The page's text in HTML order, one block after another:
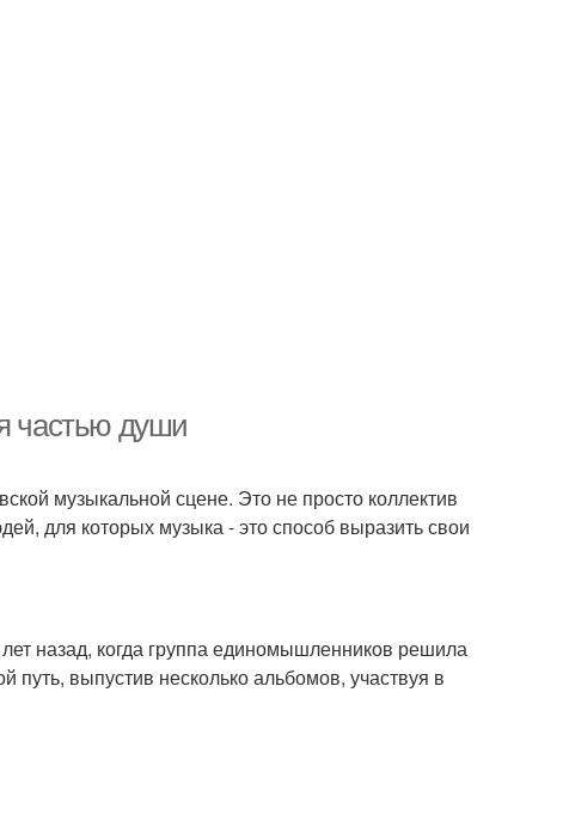
частью души
музыкальной сцене. Это не просто коллектив
для которых музыка - это способ выразить свои
назад, когда группа единомышленников решила
путь, выпустив несколько альбомов, участвуя в